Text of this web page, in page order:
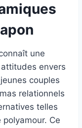
une
envers
couples
relationnels
telles
Ce